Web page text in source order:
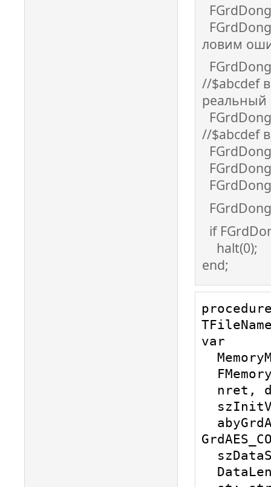
ловим
//$abcdef
реальный
//$abcdef
if
halt(0);
end;
var